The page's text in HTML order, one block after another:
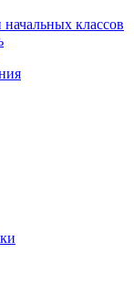
начальных классов